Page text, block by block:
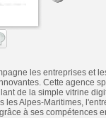
les entreprises et
Cette agence
de la simple vitrine
les Alpes-Maritimes,
à ses compétences